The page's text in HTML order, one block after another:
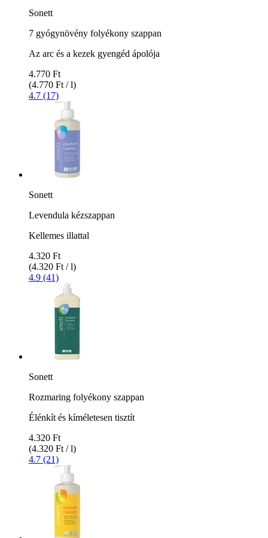
Sonett
7 gyógynövény folyékony szappan
Az arc és a kezek gyengéd ápolója
4.770 Ft
(4.770 Ft / l)
4.7 (17)
Sonett
Levendula kézszappan
Kellemes illattal
4.320 Ft
(4.320 Ft / l)
4.9 (41)
Sonett
Rozmaring folyékony szappan
Élénkít és kíméletesen tisztít
4.320 Ft
(4.320 Ft / l)
4.7 (21)